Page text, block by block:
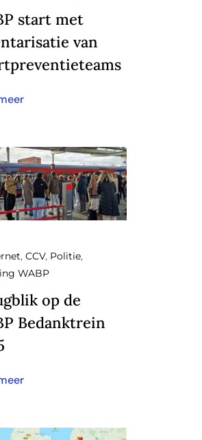
start met
van
, CCV, Politie,
WABP
op de
Bedanktrein